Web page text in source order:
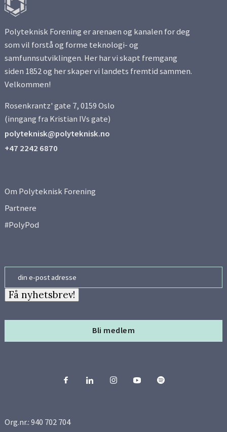
Polyteknisk Forening er arenaen og kanalen for deg
som vil forstå og forme teknologi- og
samfunnsutviklingen. Her har vi skapt fremgang
siden 1852 og her skaper vi landets fremtid sammen.
Velkommen!
Rosenkrantz' gate 7, 0159 Oslo
(inngang fra Kristian IVs gate)
polyteknisk@polyteknisk.no
+47 2242 6870
Om Polyteknisk Forening
Partnere
#PolyPod
Bli medlem
Få nyhetsbrev!
Org.nr.: 940 702 704